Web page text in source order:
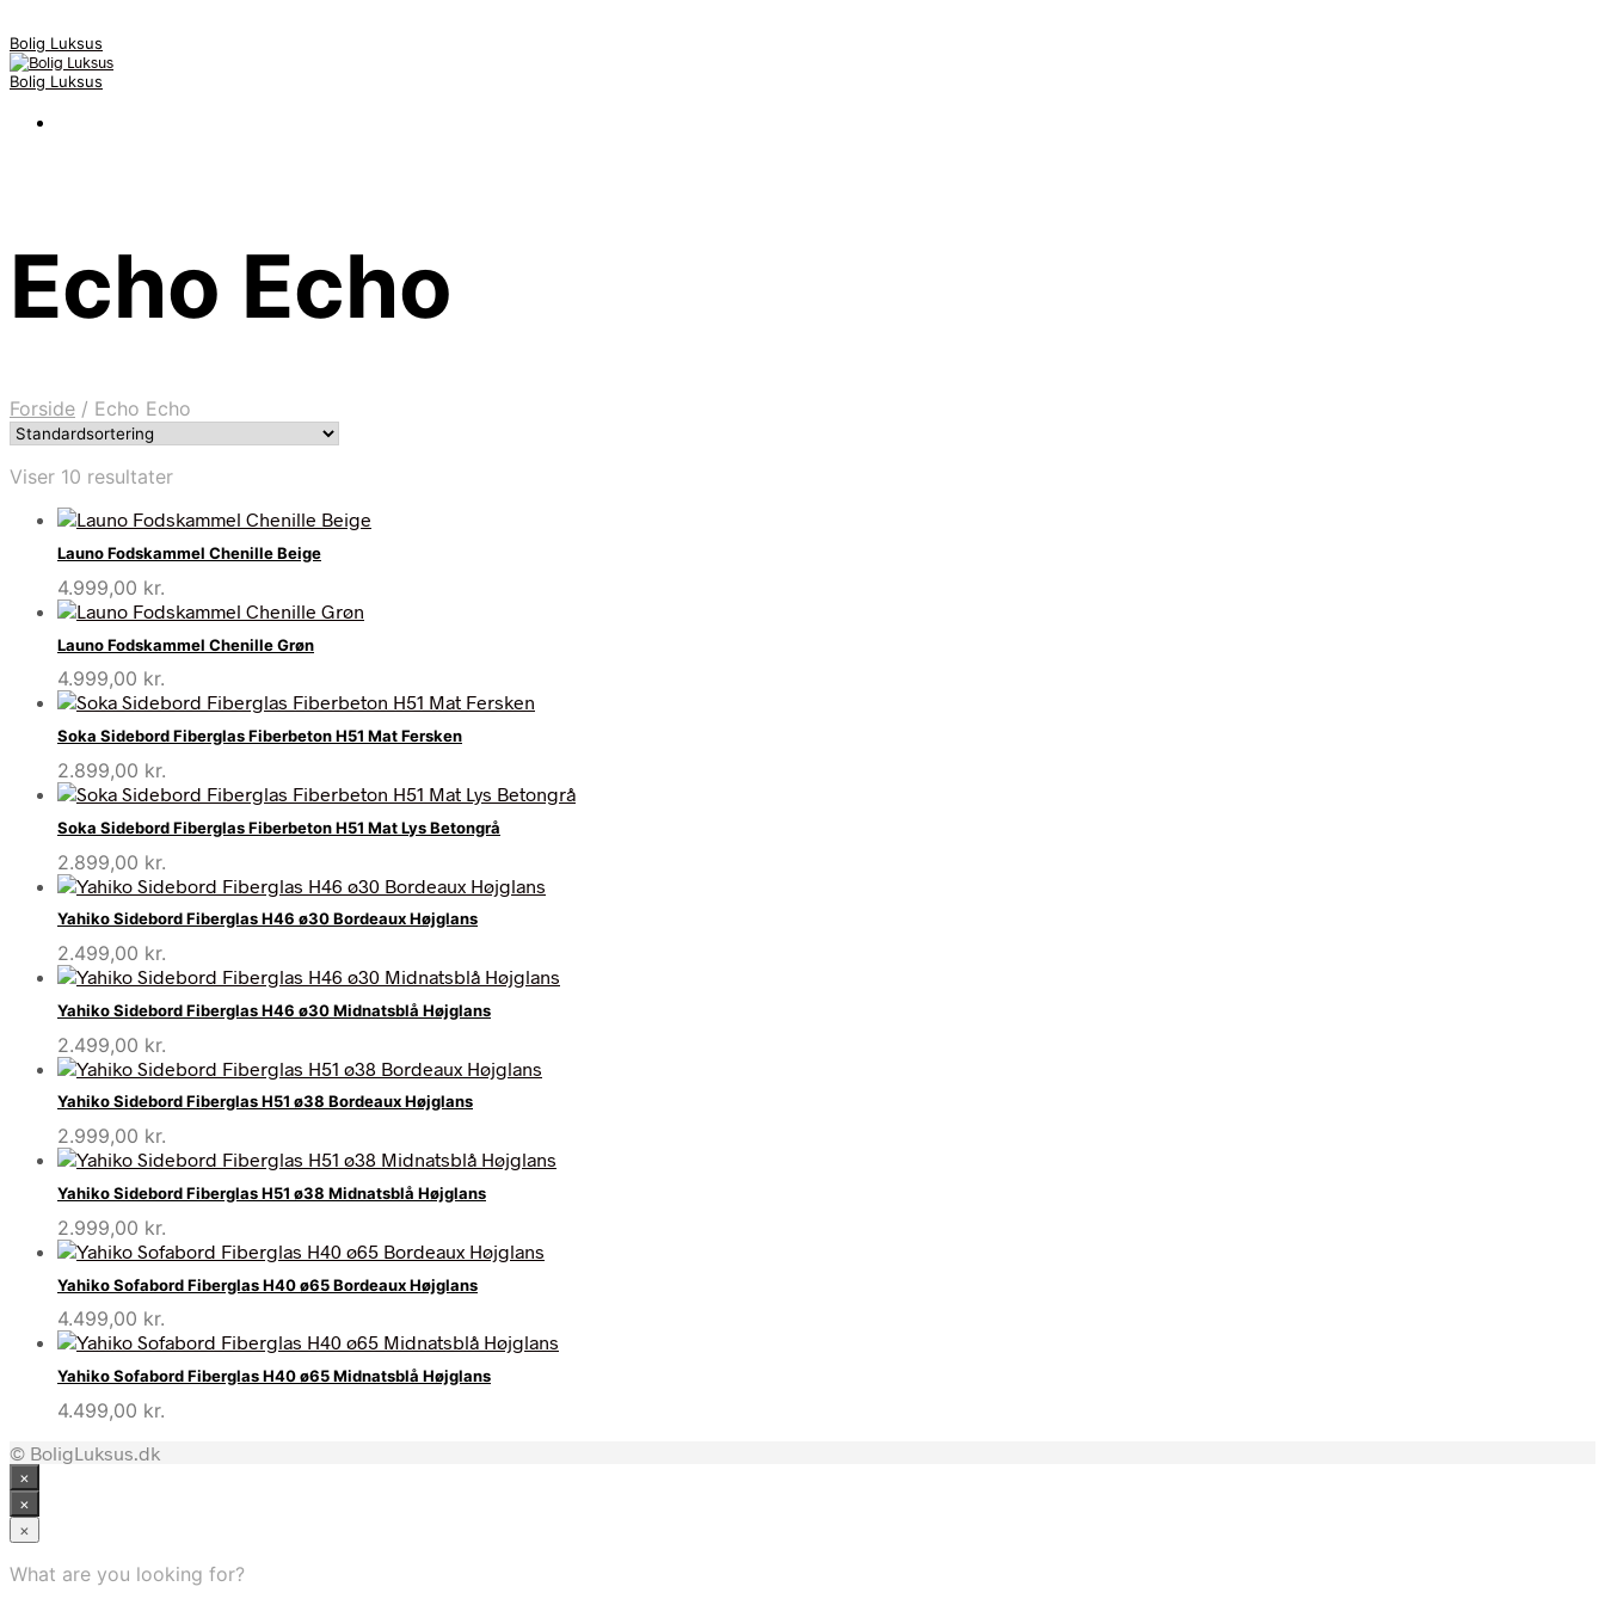
Bolig Luksus
Bolig Luksus
Echo Echo
Forside / Echo Echo
Viser 10 resultater
Launo Fodskammel Chenille Beige
4.999,00 kr.
Launo Fodskammel Chenille Grøn
4.999,00 kr.
Soka Sidebord Fiberglas Fiberbeton H51 Mat Fersken
2.899,00 kr.
Soka Sidebord Fiberglas Fiberbeton H51 Mat Lys Betongrå
2.899,00 kr.
Yahiko Sidebord Fiberglas H46 ø30 Bordeaux Højglans
2.499,00 kr.
Yahiko Sidebord Fiberglas H46 ø30 Midnatsblå Højglans
2.499,00 kr.
Yahiko Sidebord Fiberglas H51 ø38 Bordeaux Højglans
2.999,00 kr.
Yahiko Sidebord Fiberglas H51 ø38 Midnatsblå Højglans
2.999,00 kr.
Yahiko Sofabord Fiberglas H40 ø65 Bordeaux Højglans
4.499,00 kr.
Yahiko Sofabord Fiberglas H40 ø65 Midnatsblå Højglans
4.499,00 kr.
© BoligLuksus.dk
×
×
×
What are you looking for?